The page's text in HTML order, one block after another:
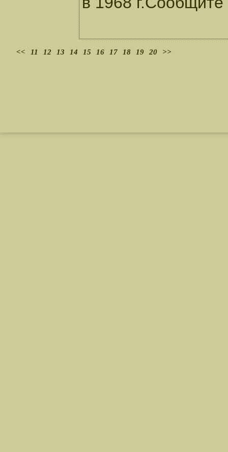
<< 11 12 13 14 15 16 17 18 19 20 >>